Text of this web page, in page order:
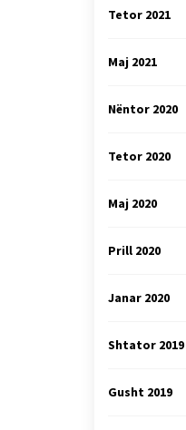
Tetor 2021
Maj 2021
Nëntor 2020
Tetor 2020
Maj 2020
Prill 2020
Janar 2020
Shtator 2019
Gusht 2019